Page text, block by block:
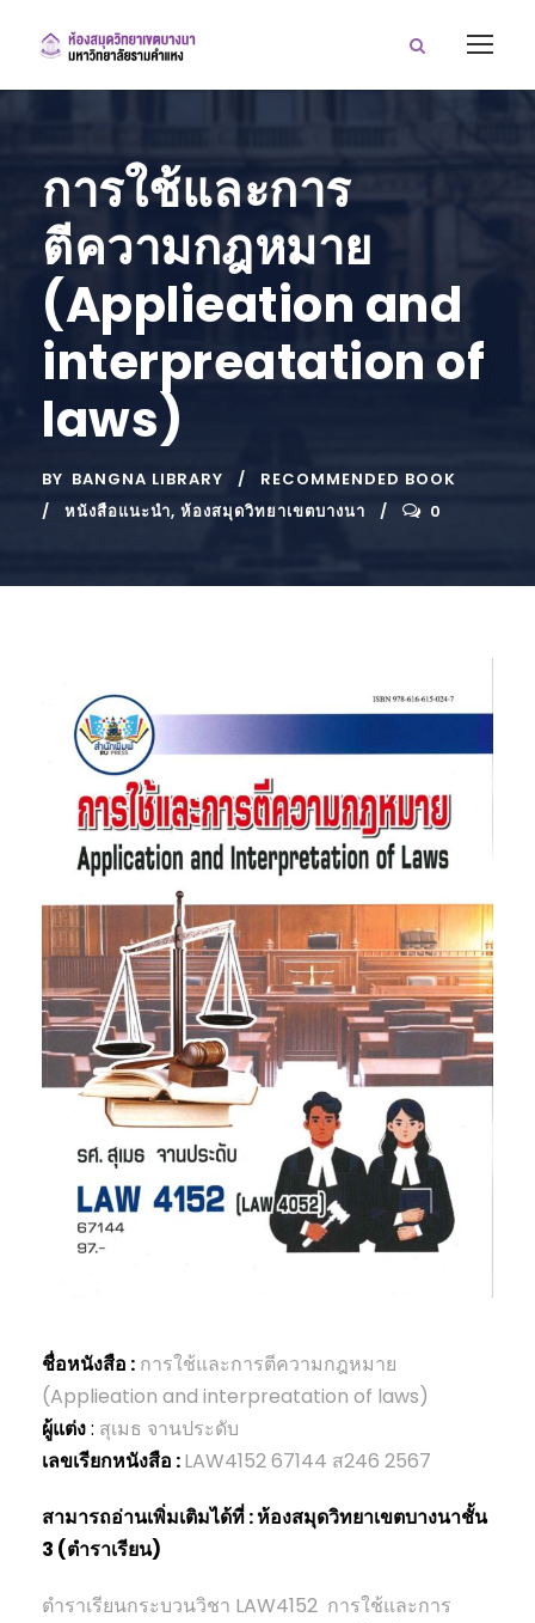
การใช้และการ
ตีความกฎหมาย
(Applieation and
interpreatation of
laws)
BY BANGNA LIBRARY
RECOMMENDED BOOK
หนังสือแนะนำ, ห้องสมุดวิทยาเขตบางนา 0
ชื่อหนังสือ : การใช้และการตีความกฎหมาย
(Applieation and interpreatation of laws)
ผู้แต่ง: สุเมธ จานประดับ
เลขเรียกหนังสือ :LAW4152 67144 ส246 2567
สามารถอ่านเพิ่มเติมได้ที่ : ห้องสมุดวิทยาเขตบางนาชั้น
3 (ตำราเรียน)
ตำราเรียนกระบวนวิชา LAW4152 การใช้และการ